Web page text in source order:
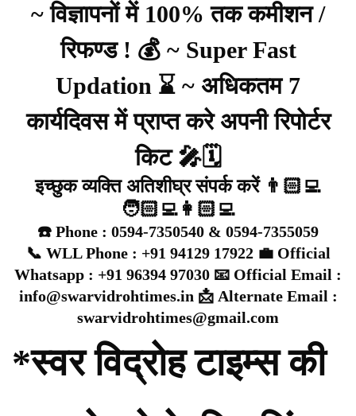
~ विज्ञापनों में 100% तक कमीशन /
रिफण्ड ! 💰 ~ Super Fast
Updation ⌛ ~ अधिकतम 7
कार्यदिवस में प्राप्त करे अपनी रिपोर्टर
किट 🎤🗓️
इच्छुक व्यक्ति अतिशीघ्र संपर्क करें 👨🏻‍💻
🧑🏻‍💻👩🏻‍💻
☎️ Phone : 0594-7350540 & 0594-7355059
📞 WLL Phone : +91 94129 17922 💼 Official
Whatsapp : +91 96394 97030 📧 Official Email :
info@swarvidrohtimes.in 📩 Alternate Email :
swarvidrohtimes@gmail.com
*स्वर विद्रोह टाइम्स की